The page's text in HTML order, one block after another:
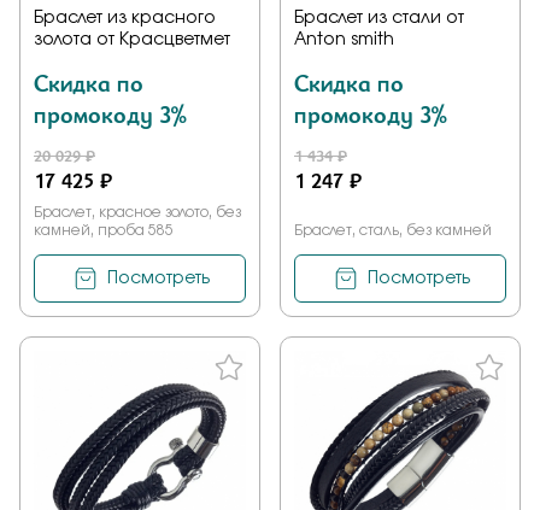
Браслет из красного
золота от Красцветмет
Скидка по
промокоду 3%
20 029 ₽
17 425 ₽
Браслет, красное золото, без
камней, проба 585
Посмотреть
Браслет из стали от
Anton smith
Скидка по
промокоду 3%
1 434 ₽
1 247 ₽
Браслет, сталь, без камней
Посмотреть